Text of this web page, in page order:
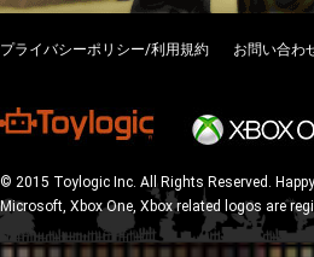
プライバシーポリシー/利用規約 お問い合わ
© 2015 Toylogic Inc. All Rights Reserved.
Microsoft, Xbox One, Xbox related logos are